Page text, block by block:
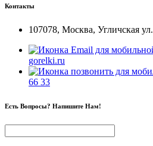
Контакты
107078, Москва, Угличская
gorelki.ru
66 33
Есть Вопросы? Напишите Нам!